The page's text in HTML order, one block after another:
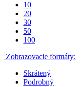
10
20
30
50
100
Zobrazovacie formáty:
Skrátený
Podrobný